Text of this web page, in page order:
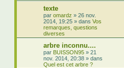
texte
par omardz » 26 nov.
2014, 19:25 » dans Vos
remarques, questions
diverses
arbre inconnu....
par BUISSON95 » 21
nov. 2014, 20:38 » dans
Quel est cet arbre ?